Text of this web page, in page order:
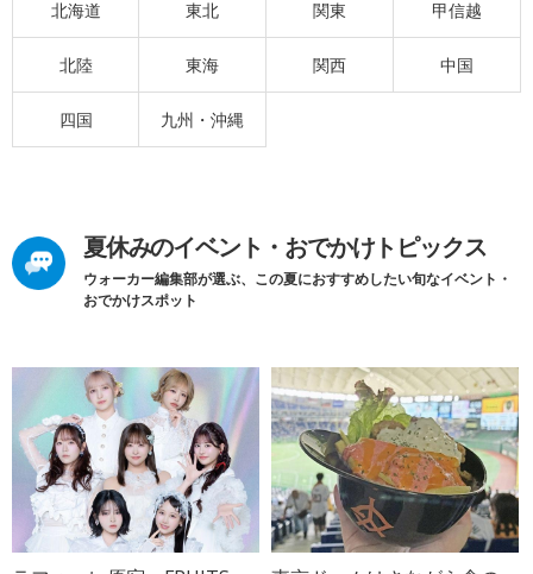
北海道 東北 関東 甲信越
北陸 東海 関西 中国
四国 九州・沖縄
夏休みのイベント・おでかけトピックス
ウォーカー編集部が選ぶ、この夏におすすめしたい旬なイベント・
おでかけスポット